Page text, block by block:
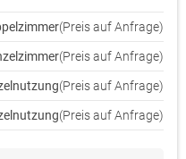
(Preis auf Anfrage)
(Preis auf Anfrage)
(Preis auf Anfrage)
(Preis auf Anfrage)